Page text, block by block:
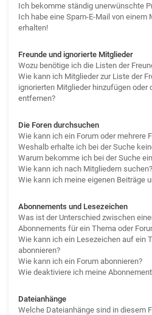
Ich bekomme ständig unerwünschte
Ich habe eine Spam-E-Mail von einem
erhalten!
Freunde und ignorierte Mitglieder
Wozu benötige ich die Listen der
Wie kann ich Mitglieder zur Liste der
ignorierten Mitglieder hinzufügen oder
entfernen?
Die Foren durchsuchen
Wie kann ich ein Forum oder mehrere
Weshalb erhalte ich bei der Suche
Warum bekomme ich bei der Suche
Wie kann ich nach Mitgliedern suchen?
Wie kann ich meine eigenen Beiträge
Abonnements und Lesezeichen
Was ist der Unterschied zwischen
Abonnements für ein Thema oder
Wie kann ich ein Lesezeichen auf ein
abonnieren?
Wie kann ich ein Forum abonnieren?
Wie deaktiviere ich meine
Dateianhänge
Welche Dateianhänge sind in diesem